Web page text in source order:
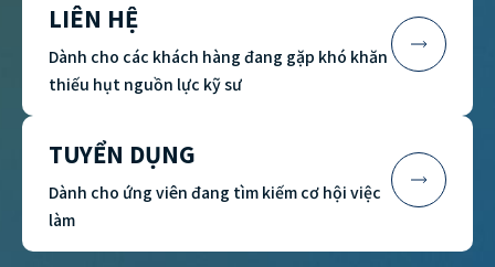
LIÊN HỆ
Dành cho các khách hàng đang gặp khó khăn
thiếu hụt nguồn lực kỹ sư
TUYỂN DỤNG
Dành cho ứng viên đang tìm kiếm cơ hội việc
làm